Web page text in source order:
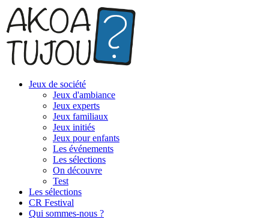
Jeux de société
Jeux d'ambiance
Jeux experts
Jeux familiaux
Jeux initiés
Jeux pour enfants
Les événements
Les sélections
On découvre
Test
Les sélections
CR Festival
Qui sommes-nous ?